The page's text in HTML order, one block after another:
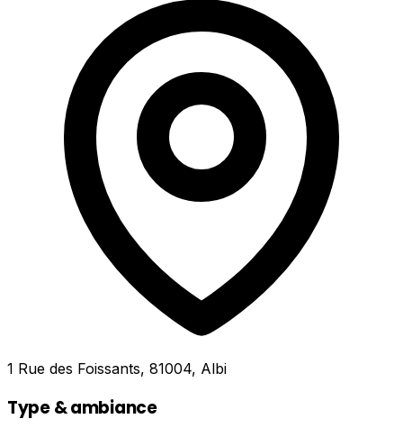
1 Rue des Foissants, 81004, Albi
Type & ambiance